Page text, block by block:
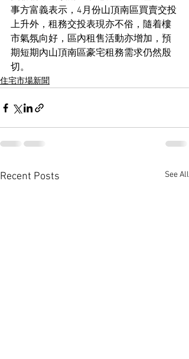
事方富義表示，4月份山頂南區買賣交投
上升外，租務交投表現亦不俗，隨着樓
市氣氛向好，區內租售活動亦增加，預
期短期內山頂南區豪宅租務需求仍然殷
切。
住宅市場新聞
Recent Posts See All